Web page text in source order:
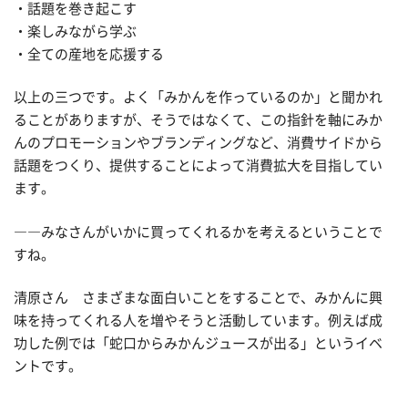
・話題を巻き起こす
・楽しみながら学ぶ
・全ての産地を応援する
以上の三つです。よく「みかんを作っているのか」と聞かれ
ることがありますが、そうではなくて、この指針を軸にみか
んのプロモーションやブランディングなど、消費サイドから
話題をつくり、提供することによって消費拡大を目指してい
ます。
――みなさんがいかに買ってくれるかを考えるということで
すね。
清原さん さまざまな面白いことをすることで、みかんに興
味を持ってくれる人を増やそうと活動しています。例えば成
功した例では「蛇口からみかんジュースが出る」というイベ
ントです。